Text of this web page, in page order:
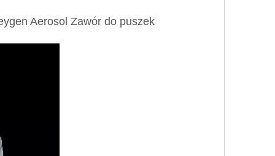
Aerosol Zawór do puszek